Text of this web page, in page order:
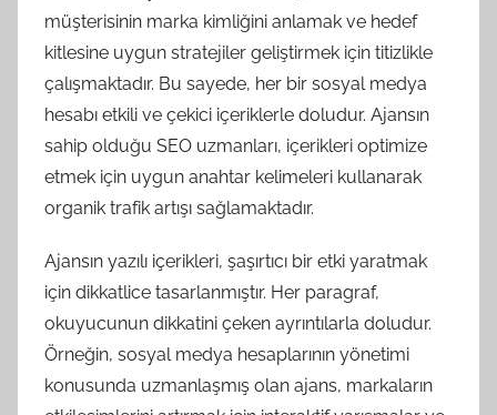
müşterisinin marka kimliğini anlamak ve hedef
kitlesine uygun stratejiler geliştirmek için titizlikle
çalışmaktadır. Bu sayede, her bir sosyal medya
hesabı etkili ve çekici içeriklerle doludur. Ajansın
sahip olduğu SEO uzmanları, içerikleri optimize
etmek için uygun anahtar kelimeleri kullanarak
organik trafik artışı sağlamaktadır.
Ajansın yazılı içerikleri, şaşırtıcı bir etki yaratmak
için dikkatlice tasarlanmıştır. Her paragraf,
okuyucunun dikkatini çeken ayrıntılarla doludur.
Örneğin, sosyal medya hesaplarının yönetimi
konusunda uzmanlaşmış olan ajans, markaların